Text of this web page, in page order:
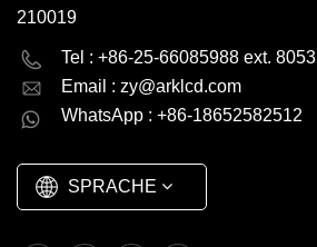
210019
Tel : +86-25-66085988 ext. 8053
Email : zy@arklcd.com
WhatsApp : +86-18652582512
SPRACHE
English Deutsch
русский español
العربية